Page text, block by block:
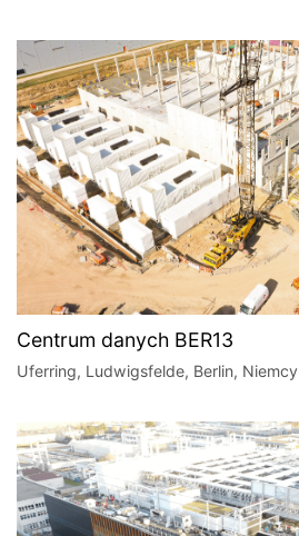
Centrum danych BER13
Uferring, Ludwigsfelde, Berlin, Niemcy